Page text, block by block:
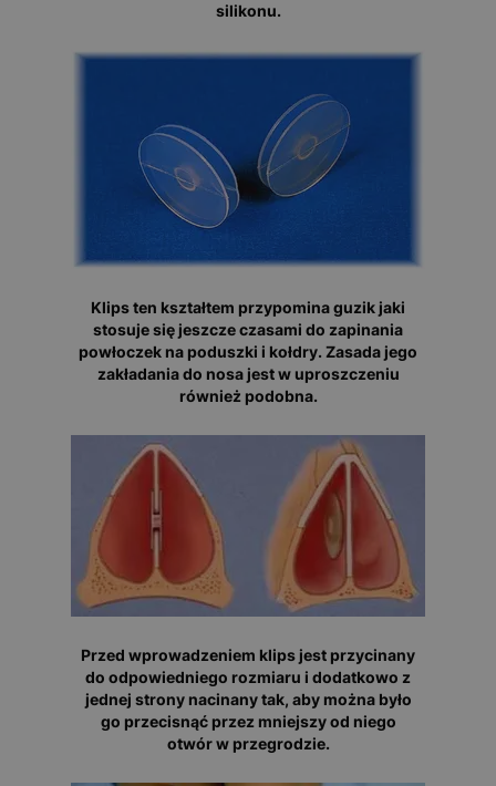
silikonu.
Klips ten kształtem przypomina guzik jaki
stosuje się jeszcze czasami do zapinania
powłoczek na poduszki i kołdry. Zasada jego
zakładania do nosa jest w uproszczeniu
również podobna.
Przed wprowadzeniem klips jest przycinany
do odpowiedniego rozmiaru i dodatkowo z
jednej strony nacinany tak, aby można było
go przecisnąć przez mniejszy od niego
otwór w przegrodzie.